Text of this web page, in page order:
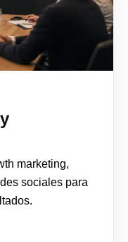
marketing,
sociales para